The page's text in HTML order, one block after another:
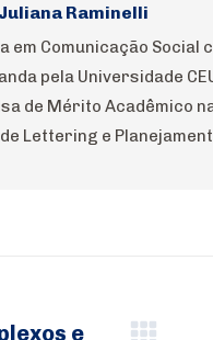
Juliana Raminelli
em Comunicação Social
pela Universidade
de Mérito Acadêmico
Lettering e
e